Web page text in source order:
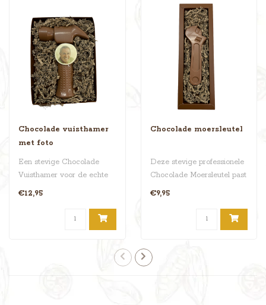
Chocolade vuisthamer
met foto
Een stevige Chocolade
Vuisthamer voor de echte
€12,95
Chocolade moersleutel
Deze stevige professionele
Chocolade Moersleutel past
€9,95